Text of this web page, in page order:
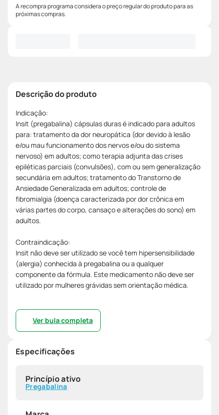
A recompra programa considera o preço regular do produto para as
próximas compras.
Descrição do produto
Indicação:
Insit (pregabalina) cápsulas duras é indicado para adultos
para: tratamento da dor neuropática (dor devido à lesão
e/ou mau funcionamento dos nervos e/ou do sistema
nervoso) em adultos; como terapia adjunta das crises
epiléticas parciais (convulsões), com ou sem generalização
secundária em adultos; tratamento do Transtorno de
Ansiedade Generalizada em adultos; controle de
fibromialgia (doença caracterizada por dor crônica em
várias partes do corpo, cansaço e alterações do sono) em
adultos.
Contraindicação:
Insit não deve ser utilizado se você tem hipersensibilidade
(alergia) conhecida à pregabalina ou a qualquer
componente da fórmula. Este medicamento não deve ser
utilizado por mulheres grávidas sem orientação médica.
Ver bula completa
Especificações
Princípio ativo
Pregabalina